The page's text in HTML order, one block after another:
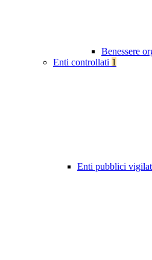
Benessere
Enti controllati 1
Enti pubblici